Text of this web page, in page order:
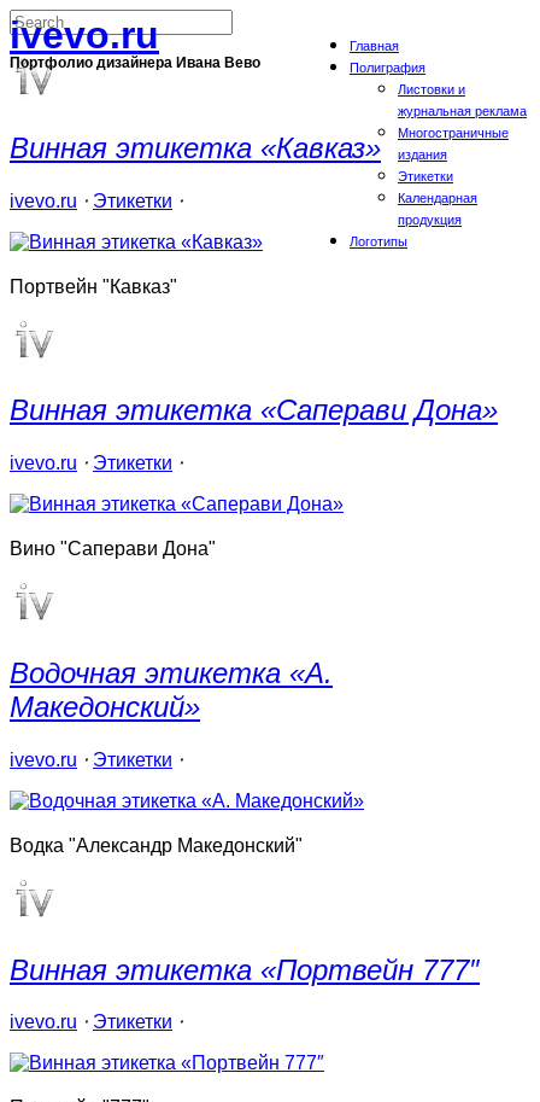
ivevo.ru
Портфолио дизайнера Ивана Вево
Главная
Полиграфия
Листовки и
журнальная реклама
Многостраничные
издания
Этикетки
Календарная
продукция
Логотипы
Винная этикетка «Кавказ»
ivevo.ru ⋅ Этикетки ⋅
Портвейн "Кавказ"
Винная этикетка «Саперави Дона»
ivevo.ru ⋅ Этикетки ⋅
Вино "Саперави Дона"
Водочная этикетка «А.
Македонский»
ivevo.ru ⋅ Этикетки ⋅
Водка "Александр Македонский"
Винная этикетка «Портвейн 777″
ivevo.ru ⋅ Этикетки ⋅